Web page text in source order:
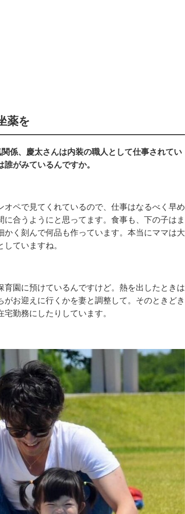
薬を
係、慶太さんは内装の職人として仕事されてい
がみているんですか。
オペで見てくれているので、仕事はなるべく早め
合うようにと思ってます。食事も、下の子はま
く刻んで何品も作っています。本当にママは大
ていますね。
育園に預けているんですけど。熱を出したときは
お迎えに行くかを妻と調整して。そのときどき
勤務にしたりしています。